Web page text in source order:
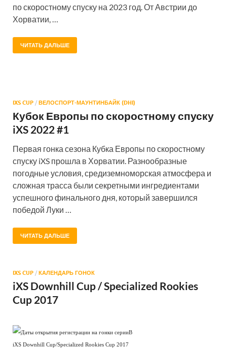
по скоростному спуску на 2023 год. От Австрии до
Хорватии, …
ЧИТАТЬ ДАЛЬШЕ
IXS CUP / ВЕЛОСПОРТ-МАУНТИНБАЙК (DHI)
Кубок Европы по скоростному спуску
iXS 2022 #1
Первая гонка сезона Кубка Европы по скоростному
спуску iXS прошла в Хорватии. Разнообразные
погодные условия, средиземноморская атмосфера и
сложная трасса были секретными ингредиентами
успешного финального дня, который завершился
победой Луки …
ЧИТАТЬ ДАЛЬШЕ
IXS CUP / КАЛЕНДАРЬ ГОНОК
iXS Downhill Cup / Specialized Rookies
Cup 2017
Даты открытия регистрации на гонки серииВ
iXS Downhill Cup/Specialized Rookies Cup 2017